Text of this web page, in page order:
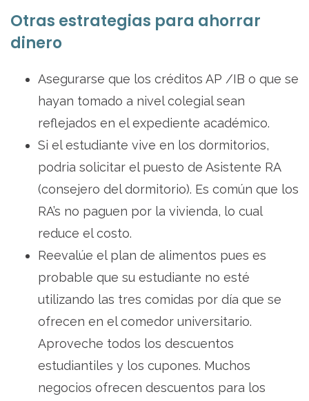
Otras estrategias para ahorrar
dinero
Asegurarse que los créditos AP /IB o que se
hayan tomado a nivel colegial sean
reflejados en el expediente académico.
Si el estudiante vive en los dormitorios,
podria solicitar el puesto de Asistente RA
(consejero del dormitorio). Es común que los
RA’s no paguen por la vivienda, lo cual
reduce el costo.
Reevalúe el plan de alimentos pues es
probable que su estudiante no esté
utilizando las tres comidas por día que se
ofrecen en el comedor universitario.
Aproveche todos los descuentos
estudiantiles y los cupones. Muchos
negocios ofrecen descuentos para los